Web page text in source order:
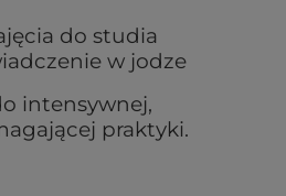
do studia
w jodze
intensywnej,
praktyki.